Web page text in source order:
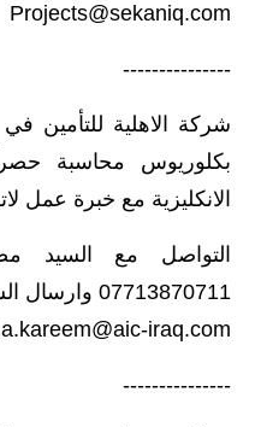
Projects@sekaniq.com
---------------
شركة الاهلية للتأمين
بكلوريوس محاسبة
الانكليزية مع خبرة عمل
التواصل مع السيد
07713870711 وارسال السير الذاتيه على الايمييل التالي
iraq.com
---------------